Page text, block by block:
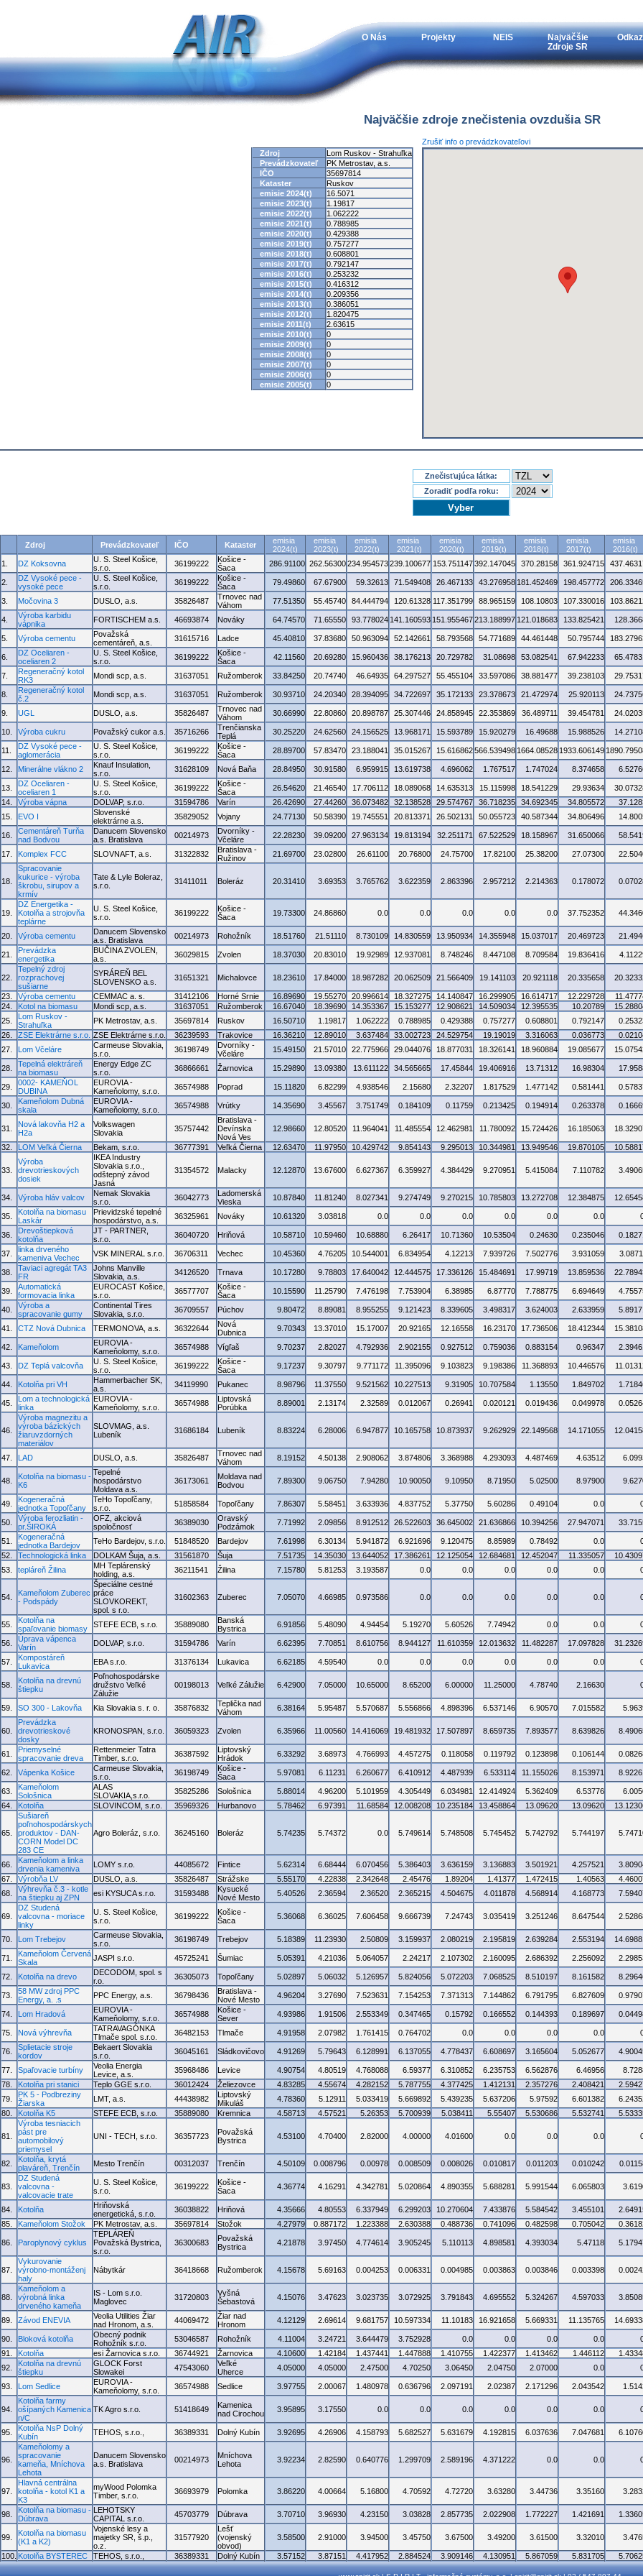
O Nás Projekty NEIS
Najväčšie
Zdroje SR
Najväčšie zdroje znečistenia ovzdušia SR
Zrušiť info o prevádzkovateľovi
Zdroj
Lom Ruskov - Strahuľka
Prevádzkovateľ
PK Metrostav, a.s.
IČO
35697814
Kataster
Ruskov
emisie 2024(t)
16.5071
emisie 2023(t)
1.19817
emisie 2022(t)
1.062222
emisie 2021(t)
0.788985
emisie 2020(t)
0.429388
emisie 2019(t)
0.757277
emisie 2018(t)
0.608801
emisie 2017(t)
0.792147
emisie 2016(t)
0.253232
emisie 2015(t)
0.416312
emisie 2014(t)
0.209356
emisie 2013(t)
0.386051
emisie 2012(t)
1.820475
emisie 2011(t)
2.63615
emisie 2010(t)
0
emisie 2009(t)
0
emisie 2008(t)
0
emisie 2007(t)
0
emisie 2006(t)
0
emisie 2005(t)
0
Znečisťujúca látka:
Zoradiť podľa roku:
Zdroj Prevádzkovateľ IČO Kataster
emisia
2024(t)
emisia
2023(t)
emisia
2022(t)
emisia
2021(t)
emisia
2020(t)
emisia
2019(t)
emisia
2018(t)
emisia
2017(t)
emisia
2016(t)
1.
DZ Koksovna
U. S. Steel Košice,
s.r.o.
36199222
Košice -
Šaca
286.91100 262.56300234.954573239.100677 153.751147392.147045 370.28158 361.924715
2.
DZ Vysoké pece -
vysoké pece
U. S. Steel Košice,
s.r.o.
36199222
Košice -
Šaca
79.49860 67.67900 59.32613 71.549408 26.467133 43.276958 181.452469 198.457772
3. Močovina 3 DUSLO, a.s. 35826487
Trnovec nad
Váhom
77.51350 55.45740 84.444794 120.61328 117.351799 88.965159 108.10803 107.330016
4.
Výroba karbidu
vápnika
FORTISCHEM a.s. 46693874 Nováky 64.74570 71.65550 93.778024 141.160593 151.955467213.188997 121.018683 133.825421
5. Výroba cementu
Považská
cementáreň, a.s.
31615716 Ladce 45.40810 37.83680 50.963094 52.142661 58.793568 54.771689 44.461448 50.795744
6.
DZ Oceliaren -
oceliaren 2
U. S. Steel Košice,
s.r.o.
36199222
Košice -
Šaca
42.11560 20.69280 15.960436 38.176213 20.729782 31.08698 53.082541 67.942233
7.
Regeneračný kotol
RK3
Mondi scp, a.s. 31637051 Ružomberok 33.84250 20.74740 46.64935 64.297527 55.455104 33.597086 38.881477 39.238103
8.
Regeneračný kotol
č.2
Mondi scp, a.s. 31637051 Ružomberok 30.93710 24.20340 28.394095 34.722697 35.172133 23.378673 21.472974 25.920113
9. UGL DUSLO, a.s. 35826487
Trnovec nad
Váhom
30.66990 22.80860 20.898787 25.307446 24.858945 22.353869 36.489711 39.454781
10. Výroba cukru Považský cukor a.s. 35716266
Trenčianska
Teplá
30.25220 24.62560 24.156525 13.968171 15.593789 15.920279 16.49688 15.988526
11.
DZ Vysoké pece -
aglomerácia
U. S. Steel Košice,
s.r.o.
36199222
Košice -
Šaca
28.89700 57.83470 23.188041 35.015267 15.616862566.539498 1664.08528 1933.606149
12. Minerálne vlákno 2
Knauf Insulation,
s.r.o.
31628109 Nová Baňa 28.84950 30.91580 6.959915 13.619738 4.696062 1.767517 1.747024 8.374658
13.
DZ Oceliaren -
oceliaren 1
U. S. Steel Košice,
s.r.o.
36199222
Košice -
Šaca
26.54620 21.46540 17.706112 18.089068 14.635313 15.115998 18.541229 29.93634
14.
Výroba vápna DOLVAP, s.r.o. 31594786 Varín 26.42690 27.44260 36.073482 32.138528 29.574767 36.718235 34.692345 34.805572
15.
EVO I
Slovenské
elektrárne a.s.
35829052 Vojany 24.77130 50.58390 19.745551 20.813371 26.502131 50.055723 40.587344 34.806496
16.
Cementáreň Turňa
nad Bodvou
Danucem Slovensko
a.s. Bratislava
00214973
Dvorníky -
Včeláre
22.28230 39.09200 27.963134 19.813194 32.251171 67.522529 18.158967 31.650066
17. Komplex FCC SLOVNAFT, a.s. 31322832
Bratislava -
Ružinov
21.69700 23.02800 26.61100 20.76800 24.75700 17.82100 25.38200 27.07300
18.
Spracovanie
kukurice - výroba
škrobu, sirupov a
krmív
Tate & Lyle Boleraz,
s.r.o.
31411011 Boleráz 20.31410 3.69353 3.765762 3.622359 2.863396 2.957212 2.214363 0.178072
19.
DZ Energetika -
Kotolňa a strojovňa
teplárne
U. S. Steel Košice,
s.r.o.
36199222
Košice -
Šaca
19.73300 24.86860 0.0 0.0 0.0 0.0 0.0 37.752352
20. Výroba cementu
Danucem Slovensko
a.s. Bratislava
00214973 Rohožník 18.51760 21.51110 8.730109 14.830559 13.950934 14.355948 15.037017 20.469723
21.
Prevádzka
energetika
BUČINA ZVOLEN,
a.s.
36029815 Zvolen 18.37030 20.83010 19.92989 12.937081 8.748246 8.447108 8.709584 19.836416
22.
Tepelný zdroj
rozprachovej
sušiarne
SYRÁREŇ BEL
SLOVENSKO a.s.
31651321 Michalovce 18.23610 17.84000 18.987282 20.062509 21.566409 19.141103 20.921118 20.335658
23. Výroba cementu CEMMAC a. s. 31412106 Horné Srnie 16.89690 19.55270 20.996614 18.327275 14.140847 16.299905 16.614717 12.229728
24.
Kotol na biomasu Mondi scp, a.s. 31637051 Ružomberok 16.67040 18.39690 14.353367 15.153277 12.908621 14.509034 12.395535 10.20789
25.
Lom Ruskov -
Strahuľka
PK Metrostav, a.s. 35697814 Ruskov 16.50710 1.19817 1.062222 0.788985 0.429388 0.757277 0.608801 0.792147
26.
ZSE Elektrárne s.r.o. ZSE Elektrárne s.r.o. 36239593 Trakovice 16.36210 12.89010 3.637484 33.002723 24.529754 19.19019 3.316063 0.036773
27.
Lom Včeláre
Carmeuse Slovakia,
s.r.o.
36198749
Dvorníky -
Včeláre
15.49150 21.57010 22.775966 29.044076 18.877031 18.326141 18.960884 19.085677
28.
Tepelná elektráreň
na biomasu
Energy Edge ZC
s.r.o.
36866661 Žarnovica 15.29890 13.09380 13.611122 34.565665 17.45844 19.406916 13.71312 16.98304
29.
0002- KAMEŇOL
DUBINA
EUROVIA -
Kameňolomy, s.r.o.
36574988 Poprad 15.11820 6.82299 4.938546 2.15680 2.32207 1.817529 1.477142 0.581441
30.
Kameňolom Dubná
skala
EUROVIA -
Kameňolomy, s.r.o.
36574988 Vrútky 14.35690 3.45567 3.751749 0.184109 0.11759 0.213425 0.194914 0.263378
31.
Nová lakovňa H2 a
H2a
Volkswagen
Slovakia
35757442
Bratislava -
Devínska
Nová Ves
12.98660 12.80520 11.964041 11.485554 12.462981 11.780092 15.724426 16.185063
32. LOM Veľká Čierna Bekam, s.r.o. 36777391 Veľká Čierna 12.63470 11.97950 10.429742 9.854143 9.295013 10.344981 13.949546 19.870105
33.
Výroba
drevotrieskových
dosiek
IKEA Industry
Slovakia s.r.o.,
odštepný závod
Jasná
31354572 Malacky 12.12870 13.67600 6.627367 6.359927 4.384429 9.270951 5.415084 7.110782
34. Výroba hláv valcov
Nemak Slovakia
s.r.o.
36042773
Ladomerská
Vieska
10.87840 11.81240 8.027341 9.274749 9.270215 10.785803 13.272708 12.384875
35.
Kotolňa na biomasu
Laskár
Prievidzské tepelné
hospodárstvo, a.s.
36325961 Nováky 10.61320 3.03818 0.0 0.0 0.0 0.0 0.0 0.0
36.
Drevoštiepková
kotolňa
JT - PARTNER,
s.r.o.
36040720 Hriňová 10.58710 10.59460 10.68880 6.26417 10.71360 10.53504 0.24630 0.235046
37.
linka drveného
kameniva Vechec
VSK MINERAL s.r.o. 36706311 Vechec 10.45360 4.76205 10.544001 6.834954 4.12213 7.939726 7.502776 3.931059
38.
Taviaci agregát TA3
FR
Johns Manville
Slovakia, a.s.
34126520 Trnava 10.17280 9.78803 17.640042 12.444575 17.336126 15.484691 17.99719 13.859536
39.
Automatická
formovacia linka
EUROCAST Košice,
s.r.o.
36577707
Košice -
Šaca
10.15590 11.25790 7.476198 7.753904 6.38985 6.87770 7.788775 6.694649
40.
Výroba a
spracovanie gumy
Continental Tires
Slovakia, s.r.o.
36709557 Púchov 9.80472 8.89081 8.955255 9.121423 8.339605 3.498317 3.624003 2.633959
41. CTZ Nová Dubnica TERMONOVA, a.s. 36322644
Nová
Dubnica
9.70343 13.37010 15.17007 20.92165 12.16558 16.23170 17.736506 18.412344
42. Kameňolom
EUROVIA -
Kameňolomy, s.r.o.
36574988 Vígľaš 9.70237 2.82027 4.792936 2.902155 0.927512 0.759036 0.883154 0.96347
43. DZ Teplá valcovňa
U. S. Steel Košice,
s.r.o.
36199222
Košice -
Šaca
9.17237 9.30797 9.771172 11.395096 9.103823 9.198386 11.368893 10.446576
44. Kotolňa pri VH
Hammerbacher SK,
a.s.
34119990 Pukanec 8.98796 11.37550 9.521562 10.227513 9.31905 10.707584 1.13550 1.849702
45.
Lom a technologická
linka
EUROVIA -
Kameňolomy, s.r.o.
36574988
Liptovská
Porúbka
8.89001 2.13174 2.32589 0.012067 0.26941 0.020121 0.019436 0.049978
46.
Výroba magnezitu a
výroba bázických
žiaruvzdorných
materiálov
SLOVMAG, a.s.
Lubeník
31686184 Lubeník 8.83224 6.28006 6.947877 10.165758 10.873937 9.262929 22.149568 14.171055
47. LAD DUSLO, a.s. 35826487
Trnovec nad
Váhom
8.19152 4.50138 2.908062 3.874806 3.368988 4.293093 4.487469 4.63512
48.
Kotolňa na biomasu -
K6
Tepelné
hospodárstvo
Moldava a.s.
36173061
Moldava nad
Bodvou
7.89300 9.06750 7.94280 10.90050 9.10950 8.71950 5.02500 8.97900
49.
Kogeneračná
jednotka Topoľčany
TeHo Topoľčany,
s.r.o.
51858584 Topoľčany 7.86307 5.58451 3.633936 4.837752 5.37750 5.60286 0.49104 0.0
50.
Výroba ferozliatin -
pr.ŠIROKÁ
OFZ, akciová
spoločnosť
36389030
Oravský
Podzámok
7.71992 2.09856 8.912512 26.522603 36.645002 21.636866 10.394256 27.947071
51.
Kogeneračná
jednotka Bardejov
TeHo Bardejov, s.r.o. 51848520 Bardejov 7.61998 6.30134 5.941872 6.921696 9.120475 8.85989 0.78492 0.0
52.
Technologická linka DOLKAM Šuja, a.s. 31561870 Šuja 7.51735 14.35030 13.644052 17.386261 12.125054 12.684681 12.452047 11.335057
53.
tepláreň Žilina
MH Teplárenský
holding, a.s.
36211541 Žilina 7.15780 5.81253 3.193587 0.0 0.0 0.0 0.0 0.0
54.
Kameňolom Zuberec
- Podspády
Špeciálne cestné
práce
SLOVKOREKT,
spol. s r.o.
31602363 Zuberec 7.05070 4.66985 0.973586 0.0 0.0 0.0 0.0 0.0
55.
Kotolňa na
spaľovanie biomasy
STEFE ECB, s.r.o. 35889080
Banská
Bystrica
6.91856 5.48090 4.94454 5.19270 5.60526 7.74942 0.0 0.0
56.
Úprava vápenca
Varín
DOLVAP, s.r.o. 31594786 Varín 6.62395 7.70851 8.610756 8.944127 11.610359 12.013632 11.482287 17.097828
57.
Kompostáreň
Lukavica
EBA s.r.o. 31376134 Lukavica 6.62185 4.59540 0.0 0.0 0.0 0.0 0.0 0.0
58.
Kotolňa na drevnú
štiepku
Poľnohospodárske
družstvo Veľké
Zálužie
00198013 Veľké Zálužie 6.42900 7.05000 10.65000 8.65200 6.00000 11.25000 4.78740 2.16630
59. SO 300 - Lakovňa Kia Slovakia s. r. o. 35876832
Teplička nad
Váhom
6.38164 5.95487 5.570687 5.556866 4.898396 6.537146 6.90570 7.015582
60.
Prevádzka
drevotrieskové
dosky
KRONOSPAN, s.r.o. 36059323 Zvolen 6.35966 11.00560 14.416069 19.481932 17.507897 8.659735 7.893577 8.639826
61.
Priemyselné
spracovanie dreva
Rettenmeier Tatra
Timber, s.r.o.
36387592
Liptovský
Hrádok
6.33292 3.68973 4.766993 4.457275 0.118058 0.119792 0.123898 0.106144
62. Vápenka Košice
Carmeuse Slovakia,
s.r.o.
36198749
Košice -
Šaca
5.97081 6.11231 6.260677 6.410912 4.487939 6.533114 11.155026 8.153971
63.
Kameňolom
Sološnica
ALAS
SLOVAKIA,s.r.o.
35825286 Sološnica 5.88014 4.96200 5.101959 4.305449 6.034981 12.414924 5.362409 6.53776
64.
Kotolňa SLOVINCOM, s.r.o. 35969326 Hurbanovo 5.78462 6.97391 11.68584 12.008208 10.235184 13.458864 13.09620 13.09620
65.
Sušiareň
poľnohospodárskych
produktov - DAN-
CORN Model DC
283 CE
Agro Boleráz, s.r.o. 36245160 Boleráz 5.74235 5.74372 0.0 5.749614 5.748508 5.745452 5.742792 5.744197
66.
Kameňolom a linka
drvenia kameniva
LOMY s.r.o. 44085672 Fintice 5.62314 6.68444 6.070456 5.386403 3.636159 3.136883 3.501921 4.257521
67.
Výrobňa LV DUSLO, a.s. 35826487 Strážske 5.55170 4.22838 2.342648 2.45476 1.89204 1.41377 1.472415 1.40563
68.
Výhrevňa č.3 - kotle
na štiepku aj ZPN
esi KYSUCA s.r.o. 31593488
Kysucké
Nové Mesto
5.40526 2.36594 2.36520 2.365215 4.504675 4.011878 4.568914 4.168773
69.
DZ Studená
valcovna - moriace
linky
U. S. Steel Košice,
s.r.o.
36199222
Košice -
Šaca
5.36068 6.36025 7.606458 9.666739 7.24743 3.035419 3.251246 8.647544
70. Lom Trebejov
Carmeuse Slovakia,
s.r.o.
36198749 Trebejov 5.18389 11.23930 2.50809 3.159937 2.080219 2.195819 2.639284 2.553194
71.
Kameňolom Červená
Skala
JASPI s.r.o. 45725241 Šumiac 5.05391 4.21036 5.064057 2.24217 2.107302 2.160095 2.686392 2.256092
72. Kotolňa na drevo
DECODOM, spol. s
r.o.
36305073 Topoľčany 5.02897 5.06032 5.126957 5.824056 5.072203 7.068525 8.510197 8.161582
73.
58 MW zdroj PPC
Energy, a. .s
PPC Energy, a.s. 36798436
Bratislava -
Nové Mesto
4.96204 3.27690 7.523631 7.154253 7.371313 7.144862 6.791795 6.827609
74. Lom Hradová
EUROVIA -
Kameňolomy, s.r.o.
36574988
Košice -
Sever
4.93986 1.91506 2.553349 0.347465 0.15792 0.166552 0.144393 0.189697
75. Nová výhrevňa
TATRAVAGÓNKA
Tlmače spol. s.r.o.
36482153 Tlmače 4.91958 2.07982 1.761415 0.764702 0.0 0.0 0.0 0.0
76.
Splietacie stroje
kordov
Bekaert Slovakia
s.r.o.
36045161 Sládkovičovo 4.91269 5.79643 6.128991 6.137055 4.778437 6.608697 3.165604 5.052677
77. Spaľovacie turbíny
Veolia Energia
Levice, a.s.
35968486 Levice 4.90754 4.80519 4.768088 6.59377 6.310852 6.235753 6.562876 6.46956
78.
Kotolňa pri stanici Teplo GGE s.r.o. 36012424 Želiezovce 4.83285 4.55674 4.282152 5.787755 4.377425 1.412131 2.357276 2.408421
79.
PK 5 - Podbreziny
Žiarska
LMT, a.s. 44438982
Liptovský
Mikuláš
4.78360 5.12911 5.033419 5.669892 5.439235 5.637206 5.97592 6.601382
80.
Kotolňa K5 STEFE ECB, s.r.o. 35889080 Kremnica 4.58713 4.57521 5.26353 5.700939 5.038411 5.55407 5.530686 5.532741
81.
Výroba tesniacich
pást pre
automobilový
priemysel
UNI - TECH, s.r.o. 36357723
Považská
Bystrica
4.53100 4.70400 2.82000 4.00000 4.01600 0.0 0.0 0.0
82.
Kotolňa, krytá
plaváreň, Trenčín
Mesto Trenčín 00312037 Trenčín 4.50109 0.008796 0.00978 0.008509 0.008026 0.010817 0.011203 0.010242
83.
DZ Studená
valcovna -
valcovacie trate
U. S. Steel Košice,
s.r.o.
36199222
Košice -
Šaca
4.36774 4.16291 4.342781 5.020864 4.890355 5.688281 5.991544 6.065803
84. Kotolňa
Hriňovská
energetická, s.r.o.
36038822 Hriňová 4.35666 4.80553 6.337949 6.299203 10.270604 7.433876 5.584542 3.455101
85.
Kameňolom Stožok PK Metrostav, a.s. 35697814 Stožok 4.27979 0.887172 1.223388 2.630388 0.488736 0.741096 0.482598 0.705042
86. Paroplynový cyklus
TEPLÁREŇ
Považská Bystrica,
s.r.o.
36300683
Považská
Bystrica
4.21878 3.97450 4.774614 3.905245 5.110113 4.898581 4.393034 5.47118
87.
Vykurovanie
výrobno-montáženj
haly
Nábytkár 36418668 Ružomberok 4.15678 5.69163 0.004253 0.006331 0.004985 0.003863 0.003846 0.003398
88.
Kameňolom a
výrobná linka
drveného kameňa
IS - Lom s.r.o.
Maglovec
31720803
Vyšná
Šebastová
4.15076 3.47623 3.023735 3.072925 3.791843 4.695552 5.324267 4.597033
89. Závod ENEVIA
Veolia Utilities Žiar
nad Hronom, a.s.
44069472
Žiar nad
Hronom
4.12129 2.69614 9.681757 10.597334 11.10183 16.921658 5.669331 11.135765
90. Bloková kotolňa
Obecný podnik
Rohožník s.r.o.
53046587 Rohožník 4.11004 3.24721 3.644479 3.752928 0.0 0.0 0.0 0.0
91.
Kotolňa esi Žarnovica s.r.o. 36744921 Žarnovica 4.10600 1.42184 1.437441 1.447888 1.410755 1.422377 1.413462 1.446112
92.
Kotolňa na drevnú
štiepku
GLOCK Forst
Slowakei
47543060
Veľké
Uherce
4.05000 4.05000 2.47500 4.70250 3.06450 2.04750 2.07000 0.0
93. Lom Sedlice
EUROVIA -
Kameňolomy, s.r.o.
36574988 Sedlice 3.97755 2.00067 1.480978 0.636796 2.097191 2.02387 2.171296 2.043542
94.
Kotolňa farmy
ošípaných Kamenica
n/C
TK Agro s.r.o. 51418649
Kamenica
nad Cirochou
3.95895 3.17550 0.0 0.0 0.0 0.0 0.0 0.0
95.
Kotolňa NsP Dolný
Kubín
TEHOS, s.r.o., 36389331 Dolný Kubín 3.92695 4.26906 4.158793 5.682527 5.631679 4.192815 6.037636 7.047681
96.
Kameňolomy a
spracovanie
kameňa, Mníchova
Lehota
Danucem Slovensko
a.s. Bratislava
00214973
Mníchova
Lehota
3.92234 2.82590 0.640776 1.299709 2.589196 4.371222 0.0 0.0
97.
Hlavná centrálna
kotolňa - kotol K1 a
K3
myWood Polomka
Timber, s.r.o.
36693979 Polomka 3.86220 4.00664 5.16800 4.70592 4.72720 3.63280 3.44736 3.35160
98.
Kotolňa na biomasu -
Dúbrava
LEHOTSKY
CAPITAL s.r.o.
45703779 Dúbrava 3.70710 3.96930 4.23150 3.03828 2.857735 2.022908 1.772227 1.421691
99.
Kotolňa na biomasu
(K1 a K2)
Vojenské lesy a
majetky SR, š.p.,
o.z.
31577920
Lešť
(vojenský
obvod)
3.58500 2.91000 3.94500 3.45750 3.67500 3.49200 3.61500 3.32010
100. Kotolňa BYSTEREC TEHOS, s.r.o., 36389331 Dolný Kubín 3.57152 3.87151 4.417952 2.884524 3.909146 4.130951 5.867059 5.831705